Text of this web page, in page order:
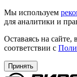
Мы используем
для аналитики и
Оставаясь на сайте,
соответствии с
Принять